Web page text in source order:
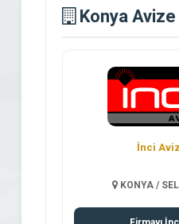
avize firmalarını ve
inceleyin.
İzmir
rehberi.
Konya Avize
İnci
KONYA /